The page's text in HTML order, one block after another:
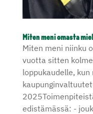
Miten meni omasta
Miten meni niinku
vuotta sitten
loppukaudelle,
edistämässä: -